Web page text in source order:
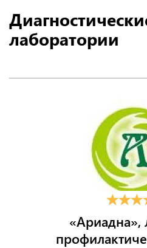
лаборатории
«Ариадна»,